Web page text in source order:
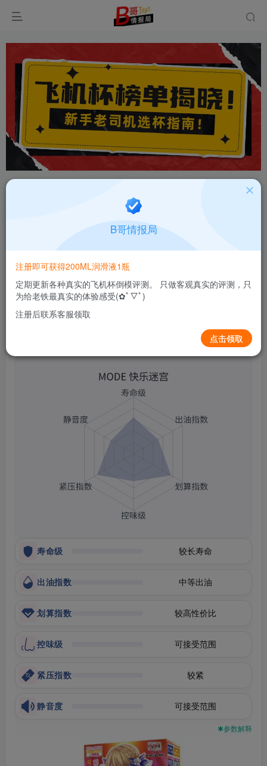
日本MODE快乐迷宫飞机杯产品特点飞机杯类别测
B哥情报局-产品指南针
2个月前更新
0 58 12
寿命级 较长寿命
出油指数 中等出油
划算指数 较高性价比
控味级 可接受范围
紧压指数 较紧
静音度 可接受范围
✱参数解释
B哥情报局
注册即可获得200ML润滑液1瓶
定期更新各种真实的飞机杯倒模评测。 只做客观真实的评测，只
为给老铁最真实的体验感受(✿ﾟ▽ﾟ)
注册后联系客服领取
点击领取